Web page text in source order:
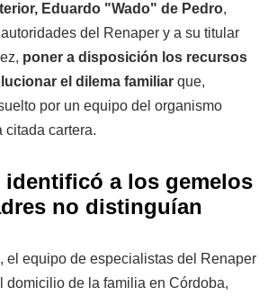
Eduardo "Wado" de Pedro,
del Renaper y a su titular
poner a disposición los recursos
el dilema familiar que,
por un equipo del organismo
citada cartera.
identificó a los gemelos
no distinguían
el equipo de especialistas del Renaper
domicilio de la familia en Córdoba,